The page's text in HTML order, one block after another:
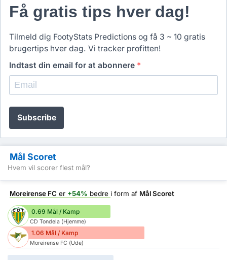
Få gratis tips hver dag!
Tilmeld dig FootyStats Predictions og få 3 ~ 10 gratis
brugertips hver dag. Vi tracker profitten!
Indtast din email for at abonnere *
Subscribe
Mål Scoret
Hvem vil scorer flest mål?
Moreirense FC er +54% bedre i form af Mål Scoret
0.69 Mål / Kamp
CD Tondela (Hjemme)
1.06 Mål / Kamp
Moreirense FC (Ude)